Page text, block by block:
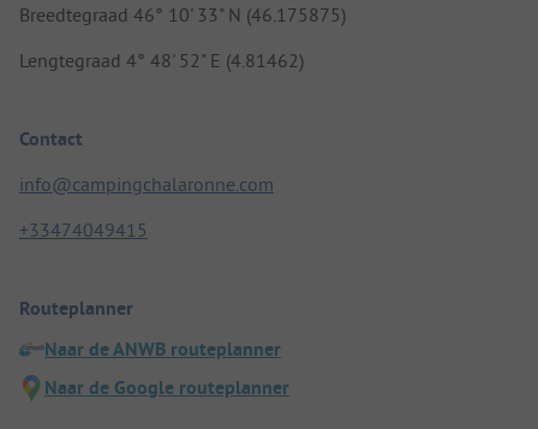
Breedtegraad 46° 10' 33" N (46.175875)
Lengtegraad 4° 48' 52" E (4.81462)
Contact
info@campingchalaronne.com
+33474049415
Routeplanner
Naar de ANWB routeplanner
Naar de Google routeplanner